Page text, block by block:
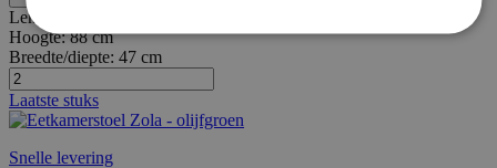
Lengte:
Hoogte:88 cm
Breedte/diepte: 47 cm
Laatste stuks
Snelle levering